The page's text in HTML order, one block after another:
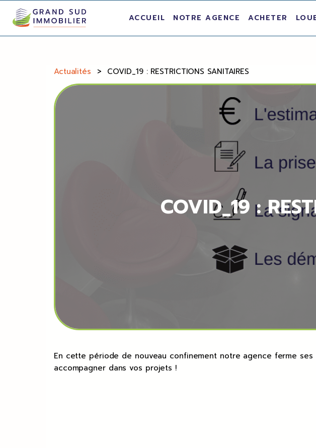
ACCUEIL NOTRE AGENCE ACHETER
Actualités > COVID_19 : RESTRICTIONS SANITAIRES
COVID_19 :
En cette période de nouveau confinement notre agence ferme
accompagner dans vos projets !